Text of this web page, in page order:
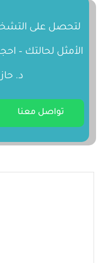
لتحصل على
الأمثل لحالتك –
د.
تواصل معنا